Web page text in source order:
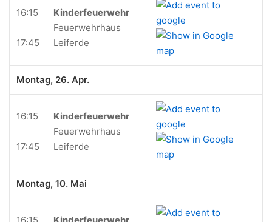
16:15
17:45
Kinderfeuerwehr
Feuerwehrhaus
Leiferde
Montag, 26. Apr.
16:15
17:45
Kinderfeuerwehr
Feuerwehrhaus
Leiferde
Montag, 10. Mai